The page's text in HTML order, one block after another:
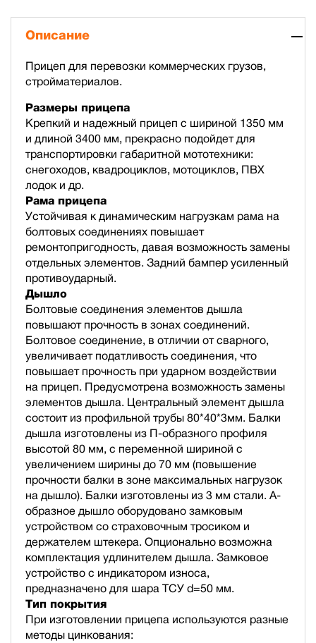
Описание
Прицеп для перевозки коммерческих грузов,
стройматериалов.
Размеры прицепа
Крепкий и надежный прицеп с шириной 1350 мм
и длиной 3400 мм, прекрасно подойдет для
транспортировки габаритной мототехники:
снегоходов, квадроциклов, мотоциклов, ПВХ
лодок и др.
Рама прицепа
Устойчивая к динамическим нагрузкам рама на
болтовых соединениях повышает
ремонтопригодность, давая возможность замены
отдельных элементов. Задний бампер усиленный
противоударный.
Дышло
Болтовые соединения элементов дышла
повышают прочность в зонах соединений.
Болтовое соединение, в отличии от сварного,
увеличивает податливость соединения, что
повышает прочность при ударном воздействии
на прицеп. Предусмотрена возможность замены
элементов дышла. Центральный элемент дышла
состоит из профильной трубы 80*40*3мм. Балки
дышла изготовлены из П-образного профиля
высотой 80 мм, с переменной шириной с
увеличением ширины до 70 мм (повышение
прочности балки в зоне максимальных нагрузок
на дышло). Балки изготовлены из 3 мм стали. А-
образное дышло оборудовано замковым
устройством со страховочным тросиком и
держателем штекера. Опционально возможна
комплектация удлинителем дышла. Замковое
устройство с индикатором износа,
предназначено для шара ТСУ d=50 мм.
Тип покрытия
При изготовлении прицепа используются разные
методы цинкования: